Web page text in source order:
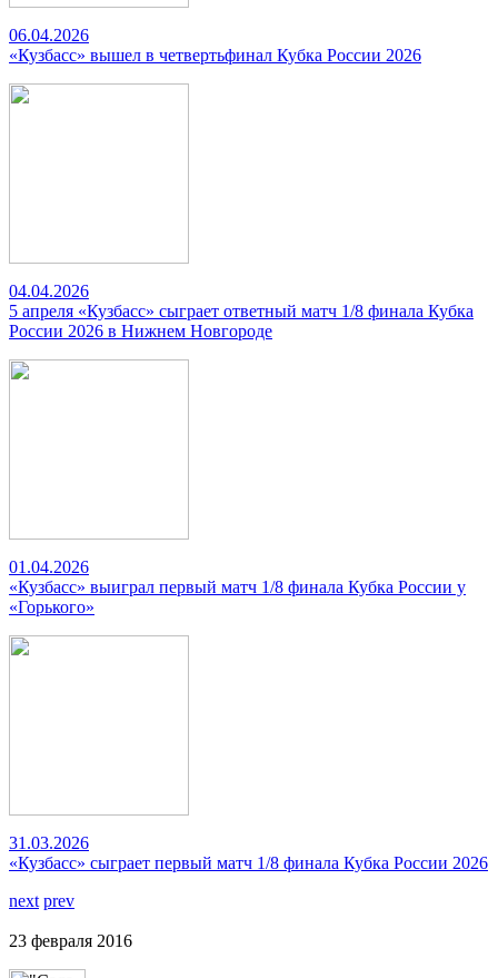
06.04.2026
«Кузбасс» вышел в четвертьфинал Кубка России 2026
04.04.2026
5 апреля «Кузбасс» сыграет ответный матч 1/8 финала Кубка
России 2026 в Нижнем Новгороде
01.04.2026
«Кузбасс» выиграл первый матч 1/8 финала Кубка России у
«Горького»
31.03.2026
«Кузбасс» сыграет первый матч 1/8 финала Кубка России 2026
next prev
23 февраля 2016